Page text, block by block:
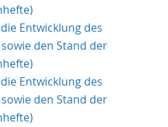
Entwicklung des
den Stand der
Entwicklung des
den Stand der